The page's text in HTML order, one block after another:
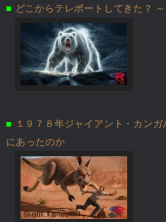
■ どこからテレポートしてきた？
■
１９７８年ジャイアント・カン
にあったのか